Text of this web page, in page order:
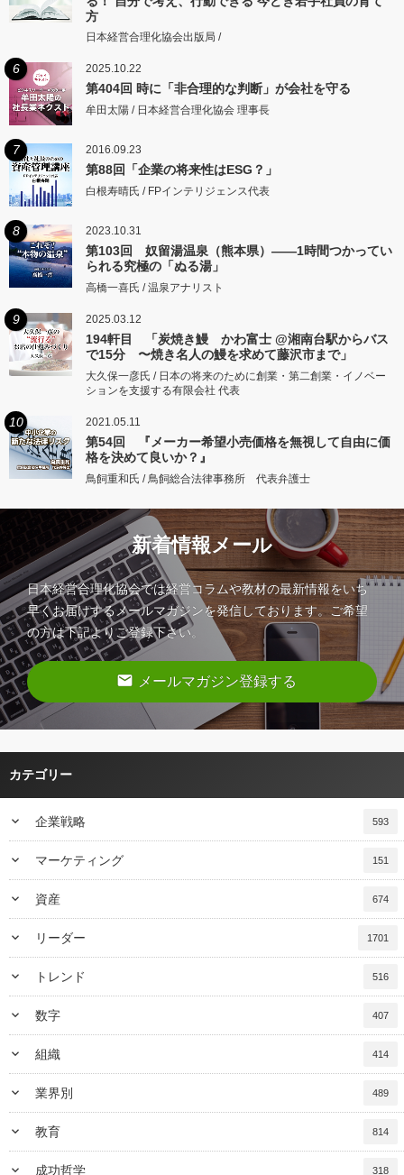
方
日本経営合理化協会出版局 /
6 2025.10.22
第404回 時に「非合理的な判断」が会社を守る
牟田太陽 / 日本経営合理化協会 理事長
7 2016.09.23
第88回「企業の将来性はESG？」
白根寿晴氏 / FPインテリジェンス代表
8 2023.10.31
第103回 奴留湯温泉（熊本県）――1時間つかってい
られる究極の「ぬる湯」
高橋一喜氏 / 温泉アナリスト
9 2025.03.12
194軒目 「炭焼き鰻 かわ富士 @湘南台駅からバス
で15分 〜焼き名人の鰻を求めて藤沢市まで」
大久保一彦氏 / 日本の将来のために創業・第二創業・イノベー
ションを支援する有限会社 代表
10 2021.05.11
第54回 『メーカー希望小売価格を無視して自由に価
格を決めて良いか？』
鳥飼重和氏 / 鳥飼総合法律事務所 代表弁護士
新着情報メール
日本経営合理化協会では経営コラムや教材の最新情報をいち
早くお届けするメールマガジンを発信しております。ご希望
の方は下記よりご登録下さい。
email メールマガジン登録する
カテゴリー
keyboard_arrow_down 企業戦略 593
keyboard_arrow_down マーケティング 151
keyboard_arrow_down 資産 674
keyboard_arrow_down リーダー 1701
keyboard_arrow_down トレンド 516
keyboard_arrow_down 数字 407
keyboard_arrow_down 組織 414
keyboard_arrow_down 業界別 489
keyboard_arrow_down 教育 814
keyboard_arrow_down 成功哲学 318